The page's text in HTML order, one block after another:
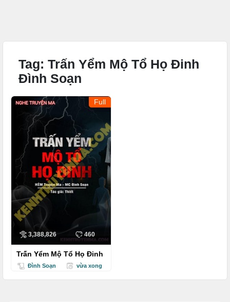
Tag: Trấn Yểm Mộ Tổ Họ Đinh
Đình Soạn
Full
3,388,826 460
Trấn Yểm Mộ Tổ Họ Đinh
Đình Soạn vừa xong